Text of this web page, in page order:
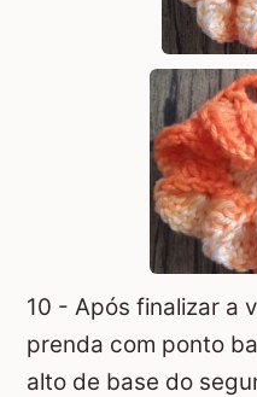
10 - Após finalizar a
prenda com ponto
alto de base do